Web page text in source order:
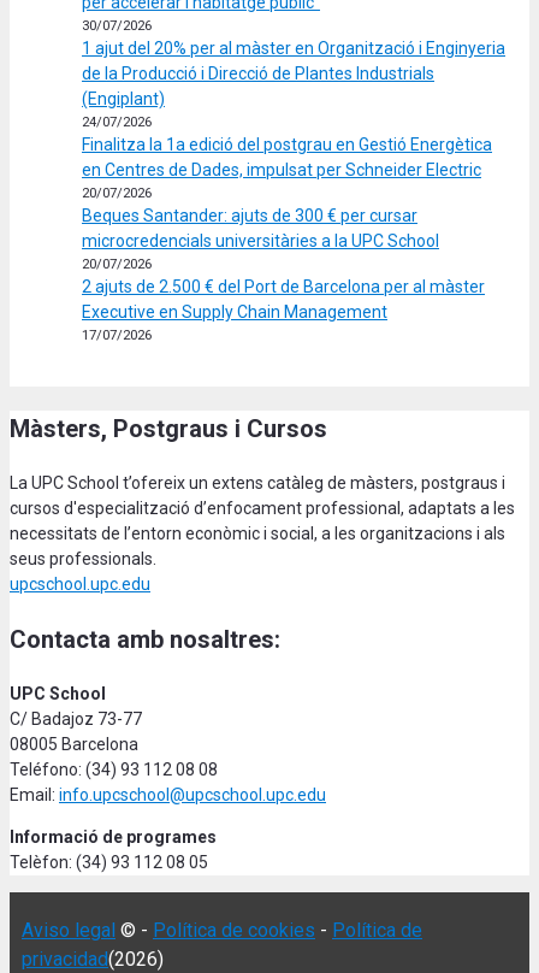
30/07/2026
1 ajut del 20% per al màster en Organització i Enginyeria
de la Producció i Direcció de Plantes Industrials
(Engiplant)
24/07/2026
Finalitza la 1a edició del postgrau en Gestió Energètica
en Centres de Dades, impulsat per Schneider Electric
20/07/2026
Beques Santander: ajuts de 300 € per cursar
microcredencials universitàries a la UPC School
20/07/2026
2 ajuts de 2.500 € del Port de Barcelona per al màster
Executive en Supply Chain Management
17/07/2026
Màsters, Postgraus i Cursos
La UPC School t’ofereix un extens catàleg de màsters, postgraus i
cursos d'especialització d’enfocament professional, adaptats a les
necessitats de l’entorn econòmic i social, a les organitzacions i als
seus professionals.
upcschool.upc.edu
Contacta amb nosaltres:
UPC School
C/ Badajoz 73-77
08005 Barcelona
Teléfono: (34) 93 112 08 08
Email: info.upcschool@upcschool.upc.edu
Informació de programes
Telèfon: (34) 93 112 08 05
Aviso legal © - Política de cookies - Política de
privacidad(2026)